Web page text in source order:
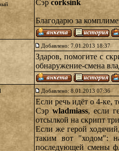
Сэр corksink
Благодарю за
Добавлено: 7.01.2013 18:37
Здаров, помогите с
обнаружение-смена
Добавлено: 8.01.2013 07:36
Если речь идёт о 4-ке,
Сэрwladmiass, если
отсылкой на скрипт
Если же герой
таким вот "ходом":
последующей смены